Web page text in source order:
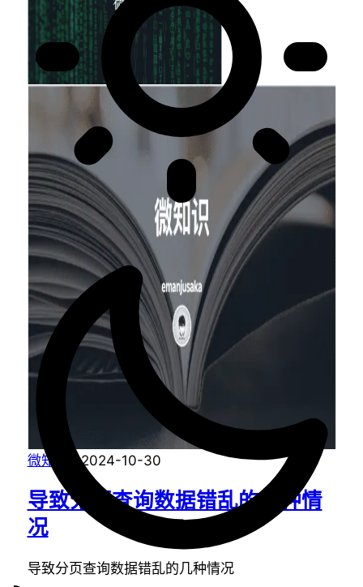
微知识 2024-10-30
导致分页查询数据错乱的几种情
况
导致分页查询数据错乱的几种情况